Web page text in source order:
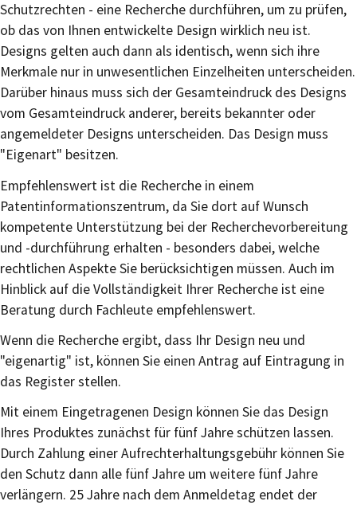
Schutzrechten - eine Recherche durchführen, um zu prüfen,
ob das von Ihnen entwickelte Design wirklich neu ist.
Designs gelten auch dann als identisch, wenn sich ihre
Merkmale nur in unwesentlichen Einzelheiten unterscheiden.
Darüber hinaus muss sich der Gesamteindruck des Designs
vom Gesamteindruck anderer, bereits bekannter oder
angemeldeter Designs unterscheiden. Das Design muss
"Eigenart" besitzen.
Empfehlenswert ist die Recherche in einem
Patentinformationszentrum, da Sie dort auf Wunsch
kompetente Unterstützung bei der Recherchevorbereitung
und -durchführung erhalten - besonders dabei, welche
rechtlichen Aspekte Sie berücksichtigen müssen. Auch im
Hinblick auf die Vollständigkeit Ihrer Recherche ist eine
Beratung durch Fachleute empfehlenswert.
Wenn die Recherche ergibt, dass Ihr Design neu und
"eigenartig" ist, können Sie einen Antrag auf Eintragung in
das Register stellen.
Mit einem Eingetragenen Design können Sie das Design
Ihres Produktes zunächst für fünf Jahre schützen lassen.
Durch Zahlung einer Aufrechterhaltungsgebühr können Sie
den Schutz dann alle fünf Jahre um weitere fünf Jahre
verlängern. 25 Jahre nach dem Anmeldetag endet der